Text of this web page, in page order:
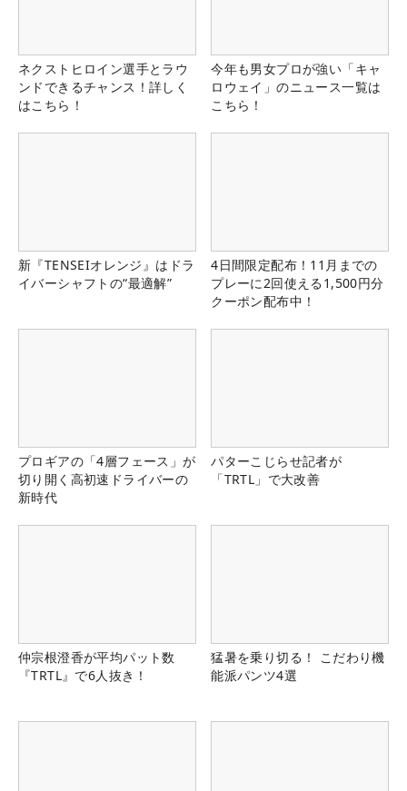
ネクストヒロイン選手とラウ
ンドできるチャンス！詳しく
はこちら！
今年も男女プロが強い「キャ
ロウェイ」のニュース一覧は
こちら！
新『TENSEIオレンジ』はドラ
イバーシャフトの“最適解”
4日間限定配布！11月までの
プレーに2回使える1,500円分
クーポン配布中！
プロギアの「4層フェース」が
切り開く高初速ドライバーの
新時代
パターこじらせ記者が
「TRTL」で大改善
仲宗根澄香が平均パット数
『TRTL』で6人抜き！
猛暑を乗り切る！ こだわり機
能派パンツ4選